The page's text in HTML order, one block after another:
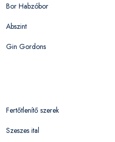
Bor Habzóbor
Abszint
Gin Gordons
Fertőtlenítő szerek
Szeszes ital